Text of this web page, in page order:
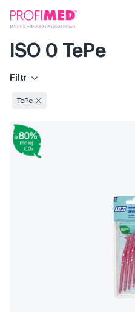
ISO 0 TePe
Filtr
TePe